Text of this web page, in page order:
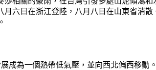
六日在浙江登陸，八月八日在山東省消散
成為一個熱帶低氣壓，並向西北偏西移動